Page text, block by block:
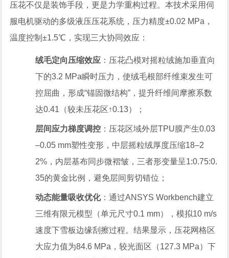
压花不仅是装饰手段，更是力学重构过程。本技术采用伺
服电机驱动的多级液压压花系统，压力精度±0.02 MPa，
温度控制±1.5℃，实现三大协同效应：
绒毛定向压缩效应 ：压花凸模对摇粒绒施加垂直向
下的3.2 MPa瞬时压力，使绒毛根部纤维束发生可
控屈曲，形成“锚固微结构”，提升纤维间摩擦系数
达0.41（较未压花区↑0.13）；
层间应力梯度调控 ：压花区域外层TPU膜产生0.03
–0.05 mm塑性变形，中层摇粒绒厚度压缩18–2
2%，内层基布同步微褶皱，三者形变量呈1:0.75:0.
35的黄金比例，避免层间剪切错位；
动态能量吸收优化：通过ANSYS Workbench建立
三维有限元模型（单元尺寸0.1 mm），模拟10 m/s
速度下雪板边缘刮擦过程。结果显示，压花网格区
大应力值为84.6 MPa，较光面区（127.3 MPa）下